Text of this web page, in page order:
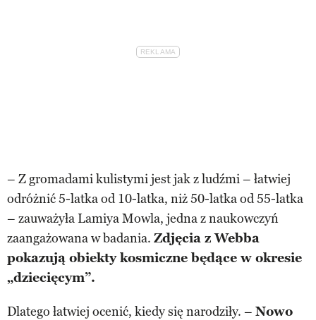
– Z gromadami kulistymi jest jak z ludźmi – łatwiej
odróżnić 5-latka od 10-latka, niż 50-latka od 55-latka
– zauważyła Lamiya Mowla, jedna z naukowczyń
zaangażowana w badania. Zdjęcia z Webba
pokazują obiekty kosmiczne będące w okresie
„dziecięcym”.
Dlatego łatwiej ocenić, kiedy się narodziły. – Nowo